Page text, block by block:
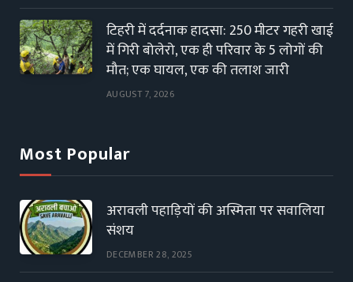
टिहरी में दर्दनाक हादसा: 250 मीटर गहरी खाई
में गिरी बोलेरो, एक ही परिवार के 5 लोगों की
मौत; एक घायल, एक की तलाश जारी
AUGUST 7, 2026
Most Popular
अरावली पहाड़ियों की अस्मिता पर सवालिया
संशय
DECEMBER 28, 2025